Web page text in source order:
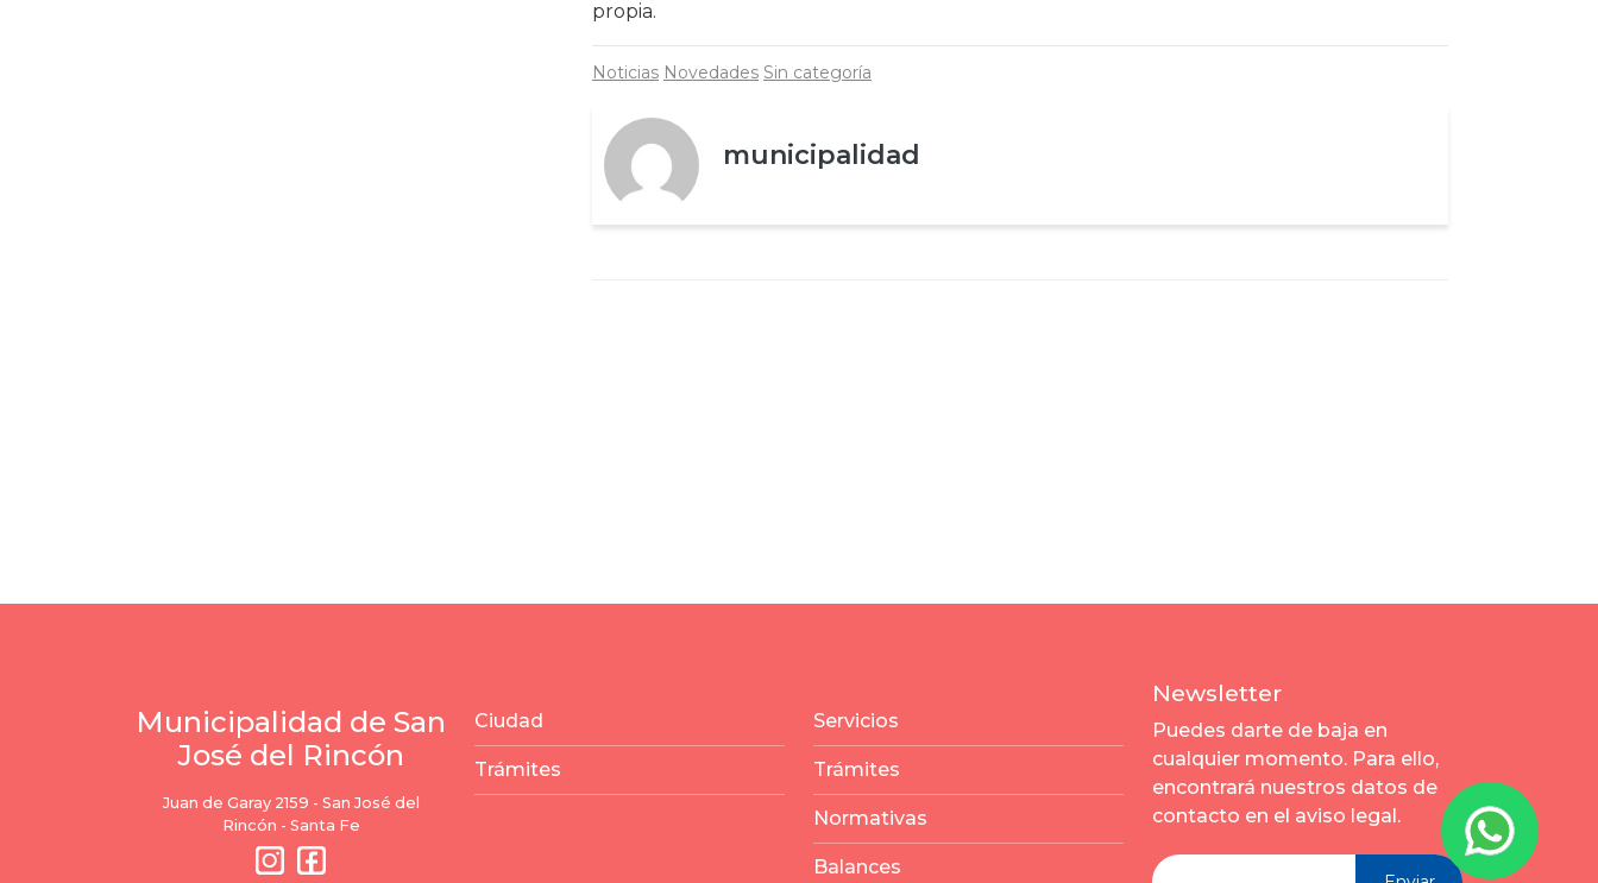
propia.
Noticias Novedades Sin categoría
municipalidad
Municipalidad de San
José del Rincón
Juan de Garay 2159 - San José del
Rincón - Santa Fe
Ciudad
Trámites
Servicios
Trámites
Normativas
Balances
Newsletter
Puedes darte de baja en
cualquier momento. Para ello,
encontrará nuestros datos de
contacto en el aviso legal.